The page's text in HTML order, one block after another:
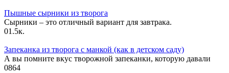
Пышные сырники из творога
Сырники – это отличный вариант для завтрака.
01.5к.
Запеканка из творога с манкой (как в детском саду)
А вы помните вкус творожной запеканки, которую давали
0864